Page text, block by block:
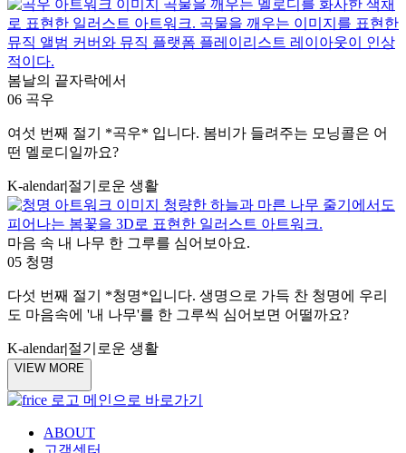
봄날의 끝자락에서
06 곡우
여섯 번째 절기 *곡우* 입니다. 봄비가 들려주는 모닝콜은 어
떤 멜로디일까요?
K-alendar|절기로운 생활
마음 속 내 나무 한 그루를 심어보아요.
05 청명
다섯 번째 절기 *청명*입니다. 생명으로 가득 찬 청명에 우리
도 마음속에 '내 나무'를 한 그루씩 심어보면 어떨까요?
K-alendar|절기로운 생활
VIEW MORE
ABOUT
고객센터